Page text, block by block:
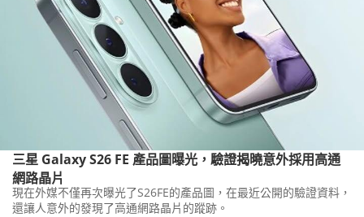
三星 Galaxy S26 FE 產品圖曝光，驗證揭曉意外採用高通
網路晶片
現在外媒不僅再次曝光了S26FE的產品圖，在最近公開的驗證資料，
還讓人意外的發現了高通網路晶片的蹤跡。